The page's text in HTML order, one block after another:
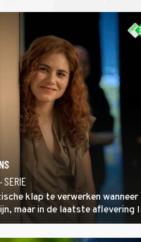
· SERIE
klap te verwerken wanneer
maar in de laatste aflevering
zien dat ze niet van plan is op
een ingrijpende operatie